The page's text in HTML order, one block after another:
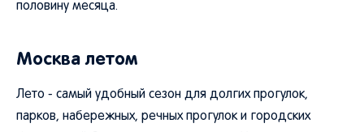
половину месяца.
Москва летом
Лето - самый удобный сезон для долгих прогулок,
парков, набережных, речных прогулок и городских